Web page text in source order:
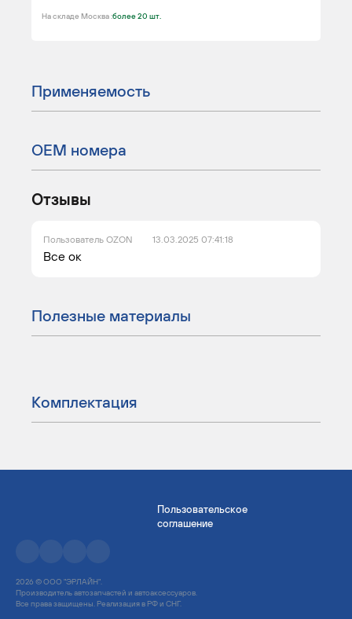
На складе Москва :более 20 шт.
Применяемость
ОЕМ номера
Отзывы
Пользователь OZON 13.03.2025 07:41:18
Все ок
Полезные материалы
Комплектация
Пользовательское
соглашение
2026 © ООО "ЭРЛАЙН".
Производитель автозапчастей и автоаксессуаров.
Все права защищены. Реализация в РФ и СНГ.